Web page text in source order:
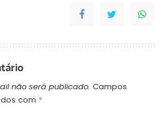
não será publicado. Campos
com *